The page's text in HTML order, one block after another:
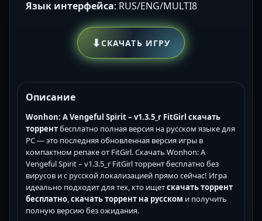
Язык интерфейса: RUS/ENG/MULTI8
⬇СКАЧАТЬ ИГРУ
Описание
Wonhon: A Vengeful Spirit – v1.3.5_r FitGirl скачать
торрентбесплатно полная версия на русском языке для
PC — это последняя обновленная версия игры в
компактном репаке от FitGirl. Скачать Wonhon: A
Vengeful Spirit – v1.3.5_r FitGirl торрент бесплатно без
вирусов и с русской локализацией прямо сейчас! Игра
идеально подходит для тех, кто ищетскачать торрент
бесплатно,скачать торрент на русском и получить
полную версию без ожидания.